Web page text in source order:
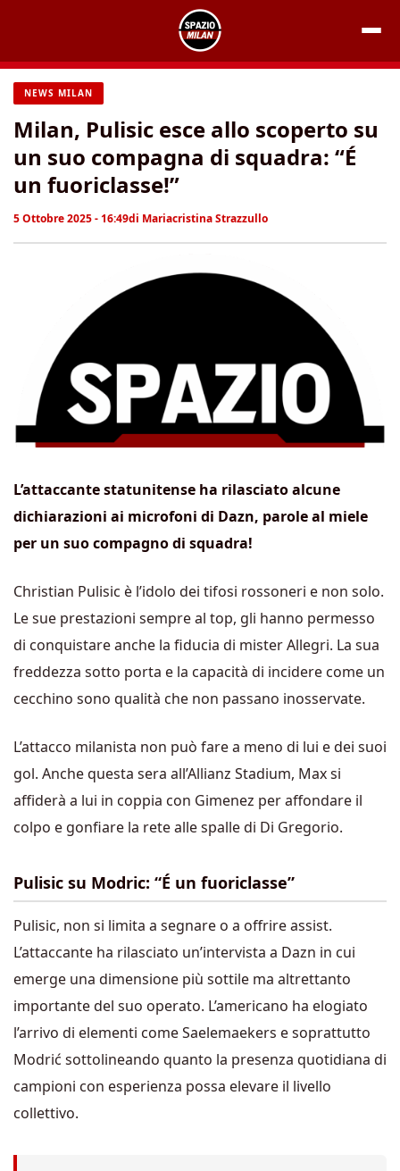
contenuto
NEWS MILAN
Milan, Pulisic esce allo scoperto su
un suo compagna di squadra: “É
un fuoriclasse!”
5 Ottobre 2025 - 16:49di Mariacristina Strazzullo
L’attaccante statunitense ha rilasciato alcune
dichiarazioni ai microfoni di Dazn, parole al miele
per un suo compagno di squadra!
Christian Pulisic è l’idolo dei tifosi rossoneri e non solo.
Le sue prestazioni sempre al top, gli hanno permesso
di conquistare anche la fiducia di mister Allegri. La sua
freddezza sotto porta e la capacità di incidere come un
cecchino sono qualità che non passano inosservate.
L’attacco milanista non può fare a meno di lui e dei suoi
gol. Anche questa sera all’Allianz Stadium, Max si
affiderà a lui in coppia con Gimenez per affondare il
colpo e gonfiare la rete alle spalle di Di Gregorio.
Pulisic su Modric: “É un fuoriclasse”
Pulisic, non si limita a segnare o a offrire assist.
L’attaccante ha rilasciato un’intervista a Dazn in cui
emerge una dimensione più sottile ma altrettanto
importante del suo operato. L’americano ha elogiato
l’arrivo di elementi come Saelemaekers e soprattutto
Modrić sottolineando quanto la presenza quotidiana di
campioni con esperienza possa elevare il livello
collettivo.